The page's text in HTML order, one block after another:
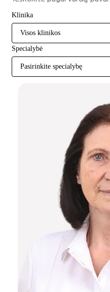
Klinika
Visos klinikos
Specialybė
Pasirinkite specialybę